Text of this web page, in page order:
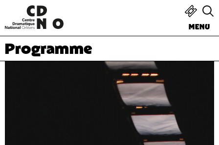
MENU
Programme